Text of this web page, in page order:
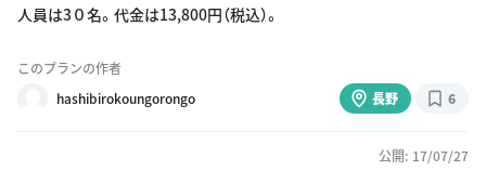
人員は3０名。代金は13,800円（税込）。
このプランの作者
hashibirokoungorongo
長野 6
公開: 17/07/27